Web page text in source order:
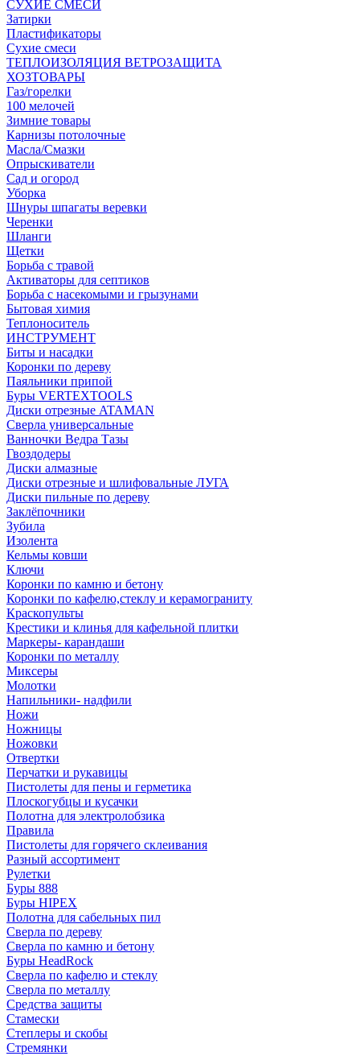
СУХИЕ СМЕСИ
Затирки
Пластификаторы
Сухие смеси
ТЕПЛОИЗОЛЯЦИЯ ВЕТРОЗАЩИТА
ХОЗТОВАРЫ
Газ/горелки
100 мелочей
Зимние товары
Карнизы потолочные
Масла/Смазки
Опрыскиватели
Сад и огород
Уборка
Шнуры шпагаты веревки
Черенки
Шланги
Щетки
Борьба с травой
Активаторы для септиков
Борьба с насекомыми и грызунами
Бытовая химия
Теплоноситель
ИНСТРУМЕНТ
Биты и насадки
Коронки по дереву
Паяльники припой
Буры VERTEXTOOLS
Диски отрезные ATAMAN
Сверла универсальные
Ванночки Ведра Тазы
Гвоздодеры
Диски алмазные
Диски отрезные и шлифовальные ЛУГА
Диски пильные по дереву
Заклёпочники
Зубила
Изолента
Кельмы ковши
Ключи
Коронки по камню и бетону
Коронки по кафелю,стеклу и керамограниту
Краскопульты
Крестики и клинья для кафельной плитки
Маркеры- карандаши
Коронки по металлу
Миксеры
Молотки
Напильники- надфили
Ножи
Ножницы
Ножовки
Отвертки
Перчатки и рукавицы
Пистолеты для пены и герметика
Плоскогубцы и кусачки
Полотна для электролобзика
Правила
Пистолеты для горячего склеивания
Разный ассортимент
Рулетки
Буры 888
Буры HIPEX
Полотна для сабельных пил
Сверла по дереву
Сверла по камню и бетону
Буры HeadRock
Сверла по кафелю и стеклу
Сверла по металлу
Средства защиты
Стамески
Степлеры и скобы
Стремянки